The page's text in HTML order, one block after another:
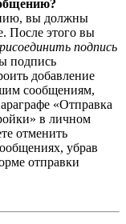
вы должны
После этого вы
подпись
подпись
добавление
сообщениям,
«Отправка
в личном
отменить
убрав
отправки